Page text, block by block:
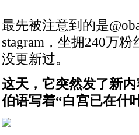
最先被注意到的是
stagram，坐拥240万
没更新过。
这天，它突然发了新
伯语写着“白宫已在什